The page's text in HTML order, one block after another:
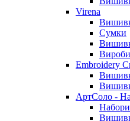
Virena
Сумки
Embroidery
АртСоло -
Набори